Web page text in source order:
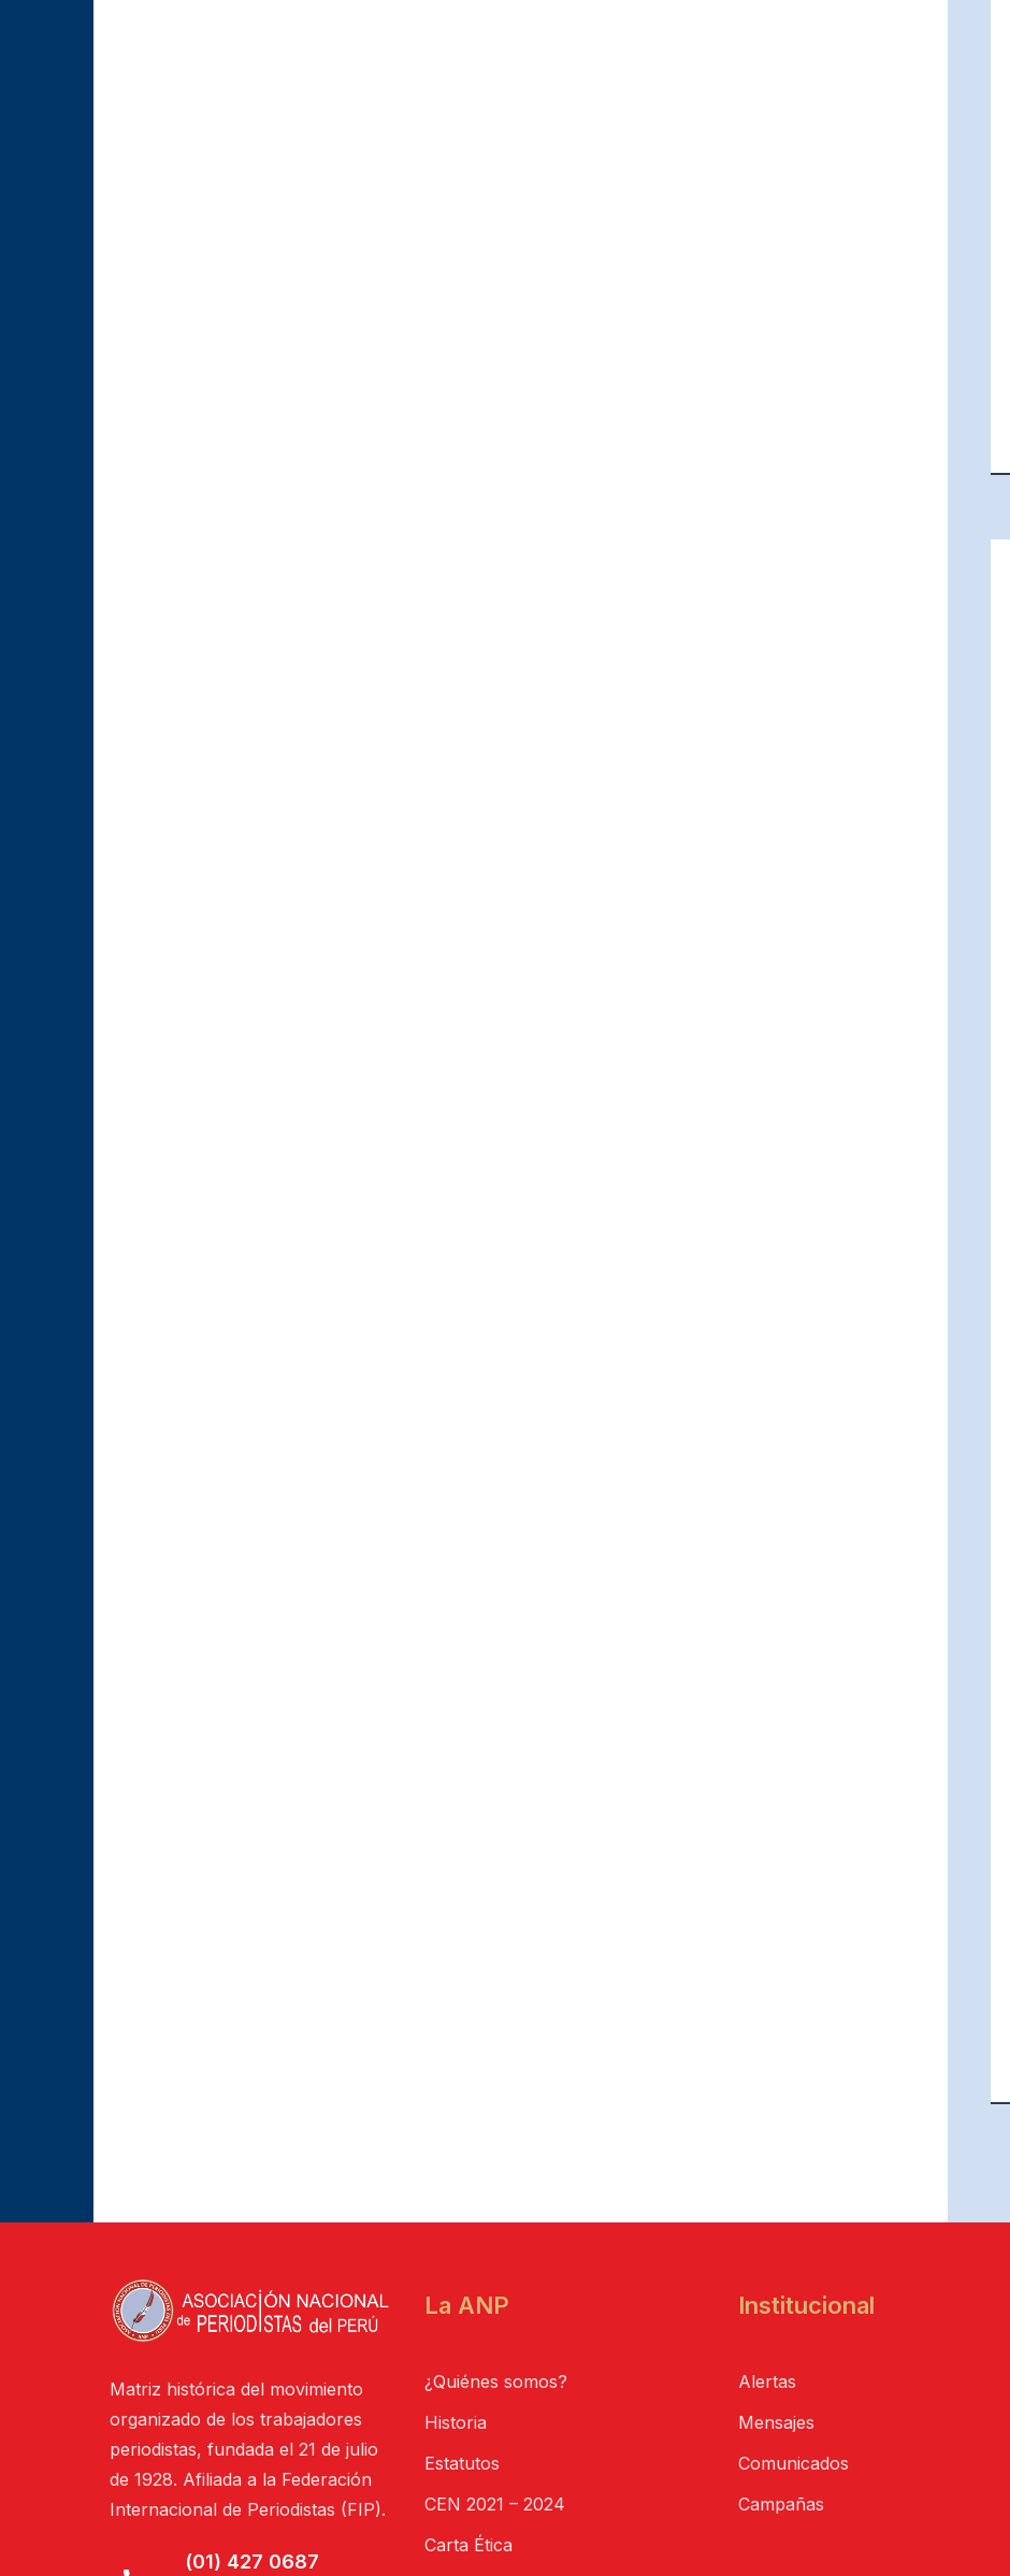
Matriz histórica del movimiento
organizado de los trabajadores
periodistas, fundada el 21 de julio
de 1928. Afiliada a la Federación
Internacional de Periodistas (FIP).
(01) 427 0687
La ANP
¿Quiénes somos?
Historia
Estatutos
CEN 2021 – 2024
Carta Ética
Institucional
Alertas
Mensajes
Comunicados
Campañas